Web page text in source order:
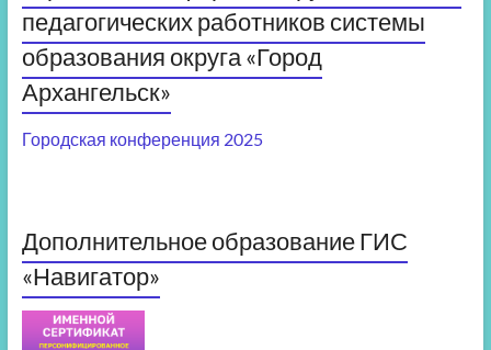
педагогических работников системы
образования округа «Город
Архангельск»
Городская конференция 2025
Дополнительное образование ГИС
«Навигатор»